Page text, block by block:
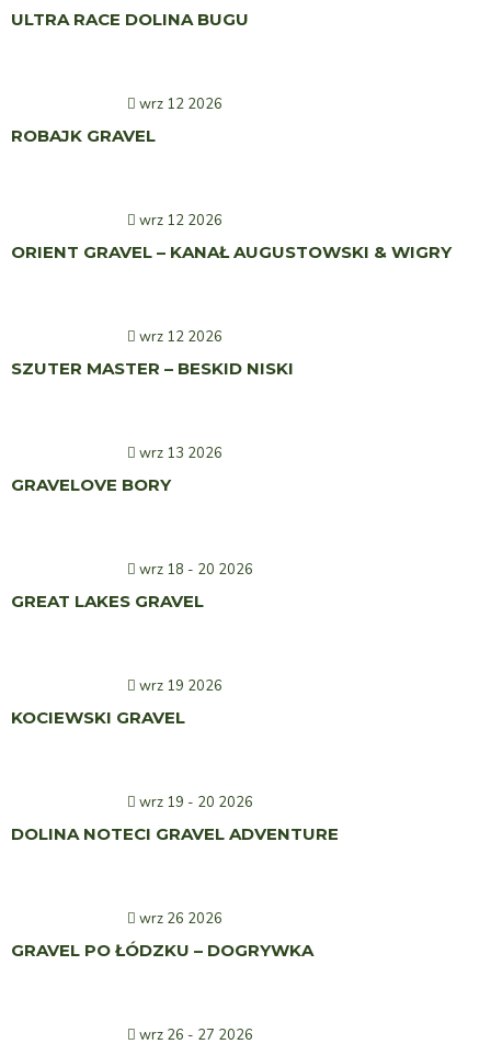
ULTRA RACE DOLINA BUGU
wrz 12 2026
ROBAJK GRAVEL
wrz 12 2026
ORIENT GRAVEL – KANAŁ AUGUSTOWSKI & WIGRY
wrz 12 2026
SZUTER MASTER – BESKID NISKI
wrz 13 2026
GRAVELOVE BORY
wrz 18 - 20 2026
GREAT LAKES GRAVEL
wrz 19 2026
KOCIEWSKI GRAVEL
wrz 19 - 20 2026
DOLINA NOTECI GRAVEL ADVENTURE
wrz 26 2026
GRAVEL PO ŁÓDZKU – DOGRYWKA
wrz 26 - 27 2026